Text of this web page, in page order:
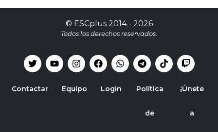
© ESCplus2014 - 2026
Todos los derechos reservados.
Contactar Equipo Login Política
de
¡Únete
a